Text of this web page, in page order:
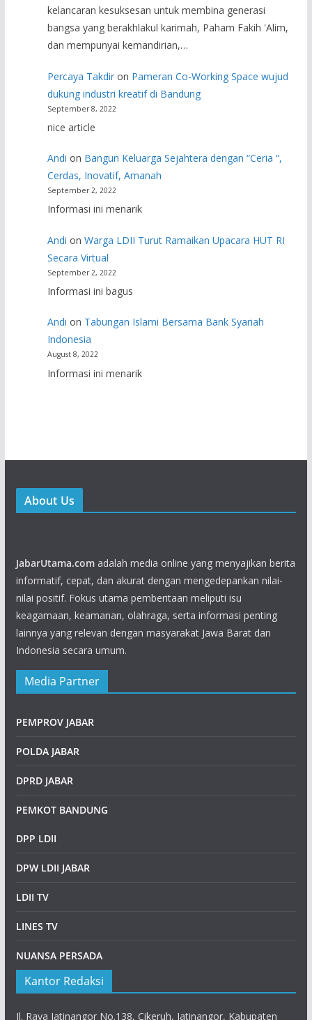
kelancaran kesuksesan untuk membina generasi
bangsa yang berakhlakul karimah, Paham Fakih 'Alim,
dan mempunyai kemandirian,…
Percaya Takdir on Pameran Co-Working Space wujud
dukung industri kreatif di Bandung
September 8, 2022
nice article
Andi on Bangun Keluarga Sejahtera dengan “Ceria “,
Cerdas, Inovatif, Amanah
September 2, 2022
Informasi ini menarik
Andi onWarga LDII Turut Ramaikan Upacara HUT RI
Secara Virtual
September 2, 2022
Informasi ini bagus
Andi on Tabungan Islami Bersama Bank Syariah
Indonesia
August 8, 2022
Informasi ini menarik
About Us
JabarUtama.comadalah media online yang menyajikan berita
informatif, cepat, dan akurat dengan mengedepankan nilai-
nilai positif. Fokus utama pemberitaan meliputi isu
keagamaan, keamanan, olahraga, serta informasi penting
lainnya yang relevan dengan masyarakat Jawa Barat dan
Indonesia secara umum.
Media Partner
PEMPROV JABAR
POLDA JABAR
DPRD JABAR
PEMKOT BANDUNG
DPP LDII
DPW LDII JABAR
LDII TV
LINES TV
NUANSA PERSADA
Kantor Redaksi
Jl. Raya Jatinangor No.138, Cikeruh, Jatinangor, Kabupaten